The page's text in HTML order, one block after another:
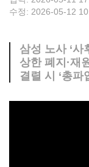
수정: 2026-05-12
삼성 노사 ‘사
상한 폐지·재
결렬 시 ‘총파